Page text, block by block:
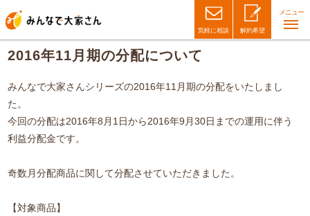
気軽に相談 解約希望
メニュー
2016年11月期の分配について
みんなで大家さんシリーズの2016年11月期の分配をいたしまし
た。
今回の分配は2016年8月1日から2016年9月30日までの運用に伴う
利益分配金です。
奇数月分配商品に関して分配させていただきました。
【対象商品】